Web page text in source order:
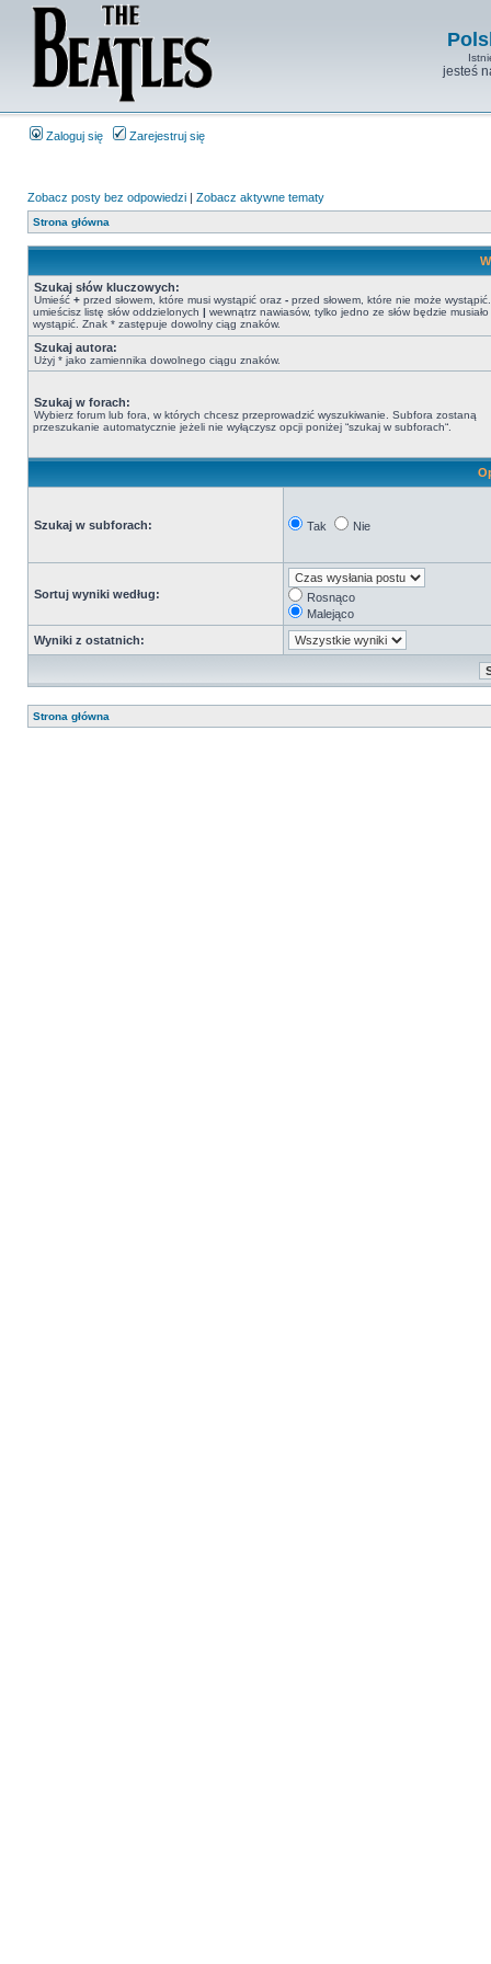
jesteś
Zaloguj się Zarejestruj się
Zobacz posty bez odpowiedzi | Zobacz aktywne tematy
Strona główna
Szukaj słów kluczowych:
Umieść + przed słowem, które musi wystąpić oraz - przed słowem, które nie może
umieścisz listę słów oddzielonych | wewnątrz nawiasów, tylko jedno ze słów będzie musiało
wystąpić. Znak * zastępuje dowolny ciąg znaków.
Szukaj autora:
Użyj * jako zamiennika dowolnego ciągu znaków.
Szukaj w forach:
Wybierz forum lub fora, w których chcesz przeprowadzić wyszukiwanie. Subfora zostaną
przeszukanie automatycznie jeżeli nie wyłączysz opcji poniżej “szukaj w subforach“.
Szukaj w subforach: Tak Nie
Sortuj wyniki według:
Rosnąco
Malejąco
Wyniki z ostatnich:
Strona główna